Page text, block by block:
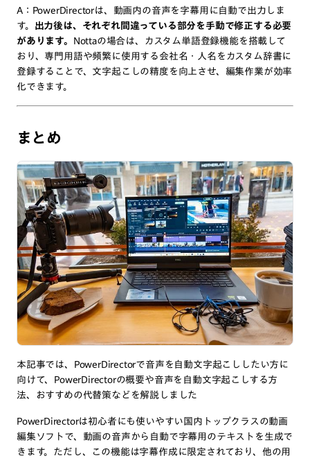
A：PowerDirectorは、動画内の音声を字幕用に自動で出力しま
す。 出力後は、それぞれ間違っている部分を手動で修正する必要
があります。 Nottaの場合は、カスタム単語登録機能を搭載して
おり、専門用語や頻繁に使用する会社名・人名をカスタム辞書に
登録することで、文字起こしの精度を向上させ、編集作業が効率
化できます。
まとめ
本記事では、PowerDirectorで音声を自動文字起こししたい方に
向けて、PowerDirectorの概要や音声を自動文字起こしする方
法、おすすめの代替策などを解説しました
PowerDirectorは初心者にも使いやすい国内トップクラスの動画
編集ソフトで、動画の音声から自動で字幕用のテキストを生成で
きます。ただし、
この機能は字幕作成に限定されており、他の用